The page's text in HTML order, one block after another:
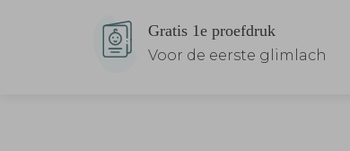
Gratis 1e proefdruk
Voor de eerste glimlach